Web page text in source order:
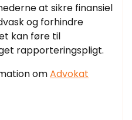
at sikre finansiel
og forhindre
kan føre til
rapporteringspligt.
omAdvokat